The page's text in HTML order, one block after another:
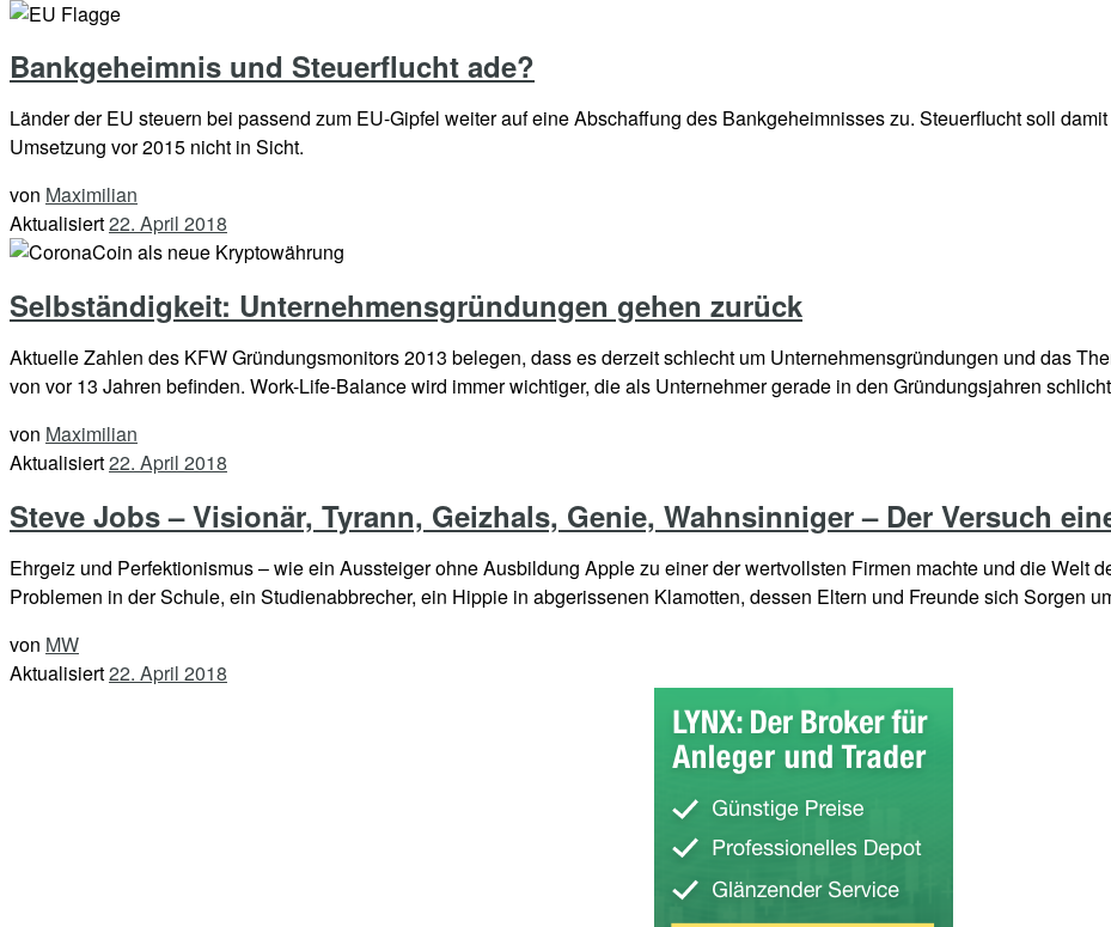
Bankgeheimnis und Steuerflucht ade?
Länder der EU steuern bei passend zum EU-Gipfel weiter auf eine Abschaffung des Bankgeheimnisses zu. Steuerflucht soll
Umsetzung vor 2015 nicht in Sicht.
von Maximilian
Aktualisiert22. April 2018
Selbständigkeit: Unternehmensgründungen gehen zurück
Aktuelle Zahlen des KFW Gründungsmonitors 2013 belegen, dass es derzeit schlecht um Unternehmensgründungen und das
von vor 13 Jahren befinden. Work-Life-Balance wird immer wichtiger, die als Unternehmer gerade in den Gründungsjahren
von Maximilian
Aktualisiert22. April 2018
Steve Jobs – Visionär, Tyrann, Geizhals, Genie, Wahnsinniger – Der Versuch
Ehrgeiz und Perfektionismus – wie ein Aussteiger ohne Ausbildung Apple zu einer der wertvollsten Firmen machte und die Welt
Problemen in der Schule, ein Studienabbrecher, ein Hippie in abgerissenen Klamotten, dessen Eltern und Freunde sich Sorgen
von MW
Aktualisiert22. April 2018